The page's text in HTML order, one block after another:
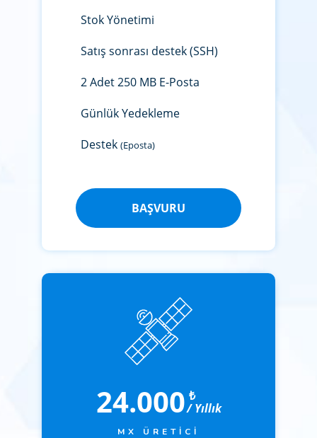
Stok Yönetimi
Satış sonrası destek (SSH)
2 Adet 250 MB E-Posta
Günlük Yedekleme
Destek (Eposta)
BAŞVURU
24.000 ₺
/ Yıllık
MX ÜRETICI